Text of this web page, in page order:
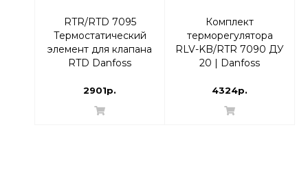
RTR/RTD 7095
Термостатический
элемент для клапана
RTD Danfoss
термоголовка
2901р.
Комплект
терморегулятора
RLV-KB/RTR 7090 ДУ
20 | Danfoss
4324р.